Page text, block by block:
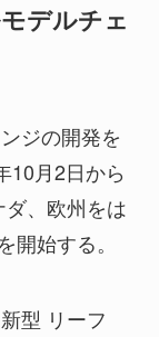
デルチェ
ジの開発を
10月2日から
、欧州をは
開始する。
型 リーフ